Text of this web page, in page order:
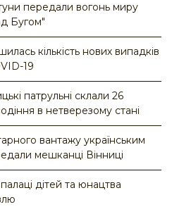
передали вогонь миру
Бугом"
кількість нових випадків
19
патрульні склали 26
в нетверезому стані
вантажу українським
мешканці Вінниці
дітей та юнацтва